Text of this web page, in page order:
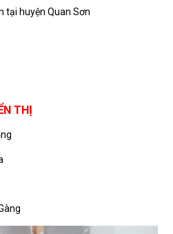
tại huyện Quan Sơn
THỊ